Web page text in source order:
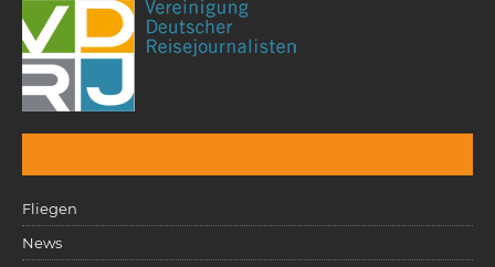
Fliegen
News